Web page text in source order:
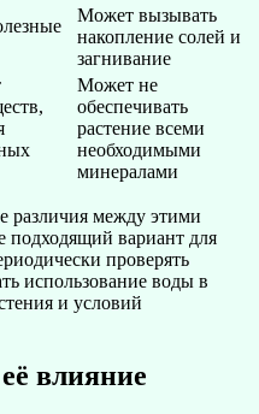
Может вызывать
накопление солей и
загнивание
Может не
обеспечивать
растение всеми
необходимыми
минералами
различия между этими
подходящий вариант для
проверять
использование воды в
и условий
влияние